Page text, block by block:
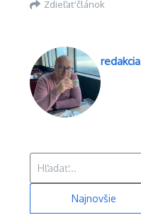
Zdieľať článok
redakcia
Najnovšie